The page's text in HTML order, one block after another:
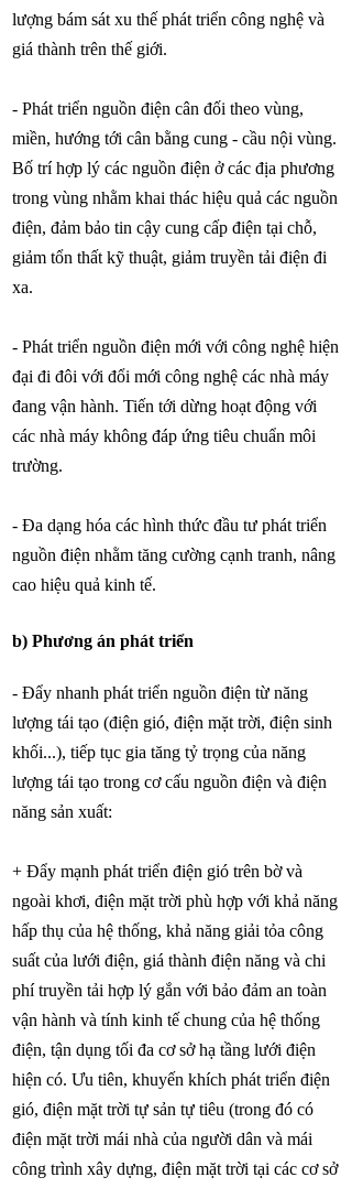
lượng bám sát xu thế phát triển công nghệ và
giá thành trên thế giới.
- Phát triển nguồn điện cân đối theo vùng,
miền, hướng tới cân bằng cung - cầu nội vùng.
Bố trí hợp lý các nguồn điện ở các địa phương
trong vùng nhằm khai thác hiệu quả các nguồn
điện, đảm bảo tin cậy cung cấp điện tại chỗ,
giảm tổn thất kỹ thuật, giảm truyền tải điện đi
xa.
- Phát triển nguồn điện mới với công nghệ hiện
đại đi đôi với đổi mới công nghệ các nhà máy
đang vận hành. Tiến tới dừng hoạt động với
các nhà máy không đáp ứng tiêu chuẩn môi
trường.
- Đa dạng hóa các hình thức đầu tư phát triển
nguồn điện nhằm tăng cường cạnh tranh, nâng
cao hiệu quả kinh tế.
b) Phương án phát triển
- Đẩy nhanh phát triển nguồn điện từ năng
lượng tái tạo (điện gió, điện mặt trời, điện sinh
khối...), tiếp tục gia tăng tỷ trọng của năng
lượng tái tạo trong cơ cấu nguồn điện và điện
năng sản xuất:
+ Đẩy mạnh phát triển điện gió trên bờ và
ngoài khơi, điện mặt trời phù hợp với khả năng
hấp thụ của hệ thống, khả năng giải tỏa công
suất của lưới điện, giá thành điện năng và chi
phí truyền tải hợp lý gắn với bảo đảm an toàn
vận hành và tính kinh tế chung của hệ thống
điện, tận dụng tối đa cơ sở hạ tầng lưới điện
hiện có. Ưu tiên, khuyến khích phát triển điện
gió, điện mặt trời tự sản tự tiêu (trong đó có
điện mặt trời mái nhà của người dân và mái
công trình xây dựng, điện mặt trời tại các cơ sở